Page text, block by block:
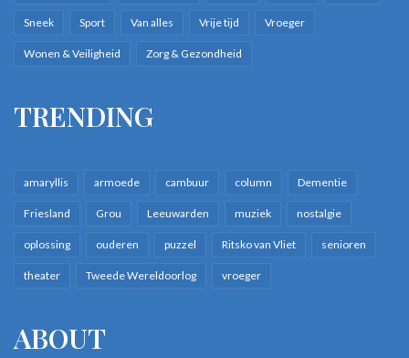
Sneek Sport Van alles Vrije tijd Vroeger
Wonen & Veiligheid Zorg & Gezondheid
TRENDING
amaryllis armoede cambuur column Dementie
Friesland Grou Leeuwarden muziek nostalgie
oplossing ouderen puzzel Ritsko van Vliet senioren
theater Tweede Wereldoorlog vroeger
ABOUT